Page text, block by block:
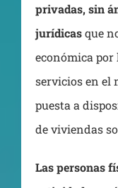
privadas, sin
jurídicasque
económica por
servicios en el
puesta a
de viviendas
Las personas